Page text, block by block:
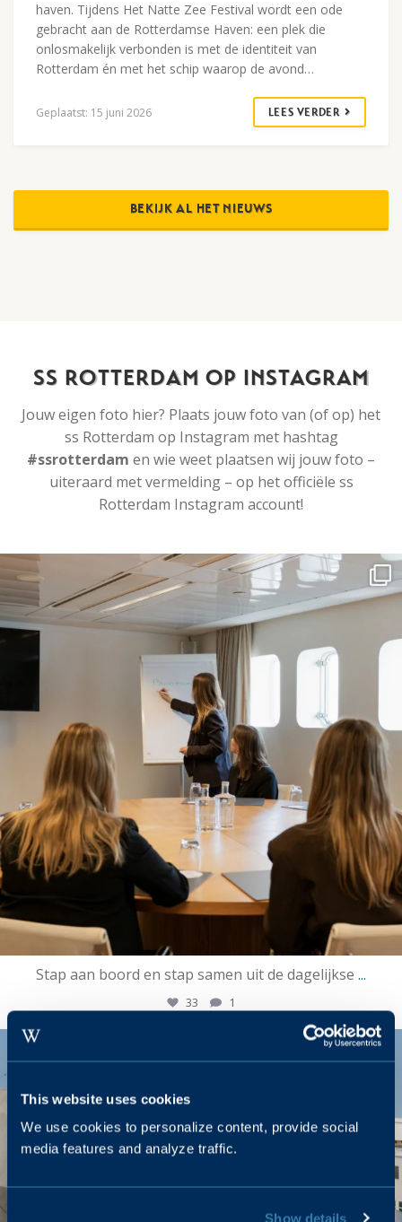
This website uses cookies
We use cookies to personalize content, provide social
media features and analyze traffic.
Show details
haven. Tijdens Het Natte Zee Festival wordt een ode
gebracht aan de Rotterdamse Haven: een plek die
onlosmakelijk verbonden is met de identiteit van
Rotterdam én met het schip waarop de avond…
Geplaatst: 15 juni 2026 LEES VERDER
BEKIJK AL HET NIEUWS
SS ROTTERDAM OP INSTAGRAM
Jouw eigen foto hier? Plaats jouw foto van (of op) het
ss Rotterdam op Instagram met hashtag
#ssrotterdam en wie weet plaatsen wij jouw foto –
uiteraard met vermelding – op het officiële ss
Rotterdam Instagram account!
ssrotterdamofficial
Mei 27
Stap aan boord en stap samen uit de dagelijkse ...
33 1
Mei 24